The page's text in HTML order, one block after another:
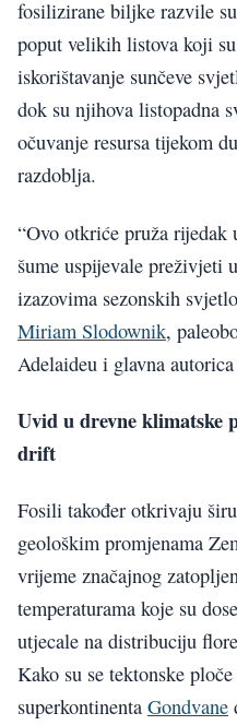
fosilizirane biljke razvile
poput velikih listova koji
iskorištavanje sunčeve
dok su njihova listopadna
očuvanje resursa tijekom
razdoblja.
“Ovo otkriće pruža rijedak
šume uspijevale preživjeti
izazovima sezonskih
Miriam Slodownik,
Adelaideu i glavna
Uvid u drevne klimatske
drift
Fosili također otkrivaju
geološkim promjenama
vrijeme značajnog
temperaturama koje su
utjecale na distribuciju
Kako su se tektonske
superkontinenta Gondvane